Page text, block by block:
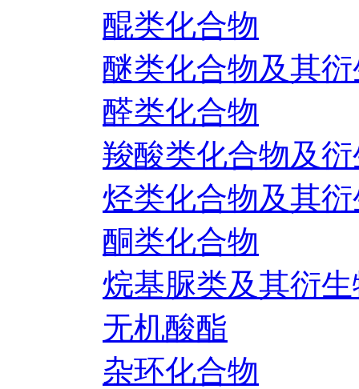
醌类化合物
醚类化合物及其
醛类化合物
羧酸类化合物及
烃类化合物及其
酮类化合物
烷基脲类及其衍
无机酸酯
杂环化合物